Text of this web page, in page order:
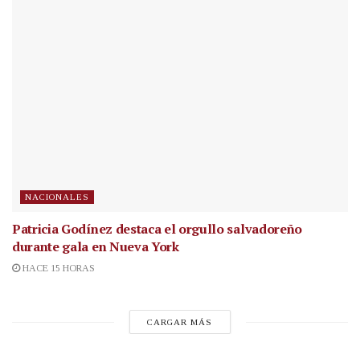
NACIONALES
Patricia Godínez destaca el orgullo salvadoreño
durante gala en Nueva York
HACE 15 HORAS
CARGAR MÁS